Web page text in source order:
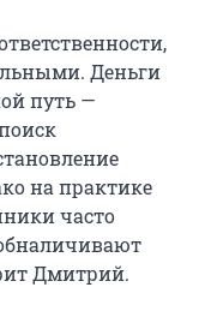
Деньги
путь —
на практике
часто
Дмитрий.